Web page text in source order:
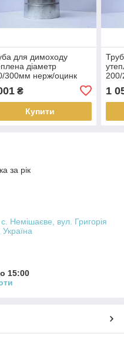
для димоходу
діаметр
300мм нерж/оцинк
1мм (сендвіч) AISI
₴
Купити
321
1
за рік
Немішаєве, вул. Григорія
15:00